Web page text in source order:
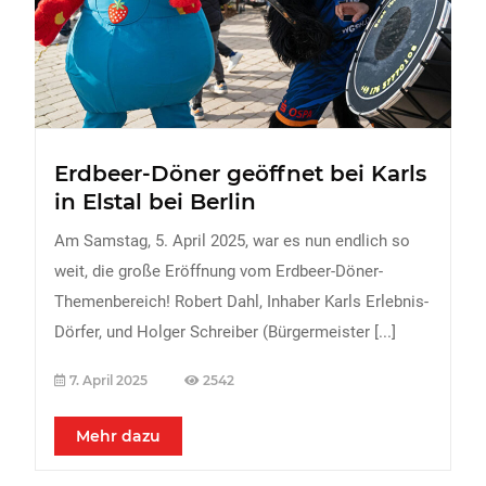
FREIZEIT
Veranstaltungen
Essen & Trinken
ERDBEEREN
Erdbeer-Döner geöffnet bei Karls
in Elstal bei Berlin
Am Samstag, 5. April 2025, war es nun endlich so
weit, die große Eröffnung vom Erdbeer-Döner-
Themenbereich! Robert Dahl, Inhaber Karls Erlebnis-
Dörfer, und Holger Schreiber (Bürgermeister [...]
7. April 2025 2542
Mehr dazu